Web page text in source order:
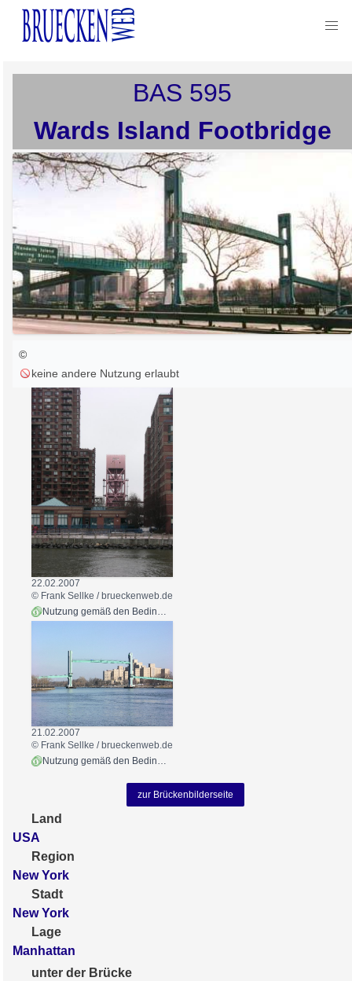
BAS 595
Wards Island Footbridge
©
keine andere Nutzung erlaubt
22.02.2007
© Frank Sellke / brueckenweb.de
21.02.2007
© Frank Sellke / brueckenweb.de
Nutzung gemäß den Bedingungen
zur Brückenbilderseite
Land
USA
Region
New York
Stadt
New York
Lage
Manhattan
unter der Brücke